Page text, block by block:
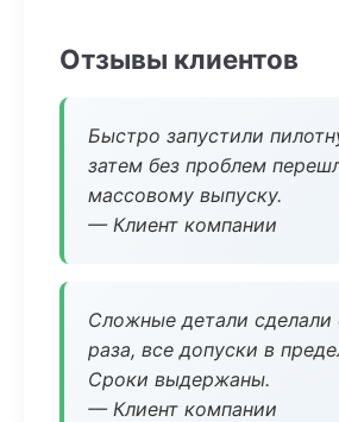
Отзывы клиентов
Быстро запустили
затем без проблем
массовому выпуску.
— Клиент компании
Сложные детали сделали
раза, все допуски в
Сроки выдержаны.
— Клиент компании